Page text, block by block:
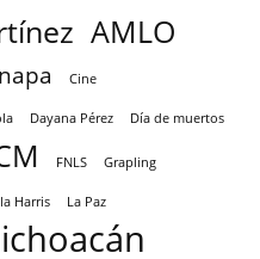
AMLO
Cine
Dayana Pérez Día de muertos
FNLS Grapling
Harris La Paz